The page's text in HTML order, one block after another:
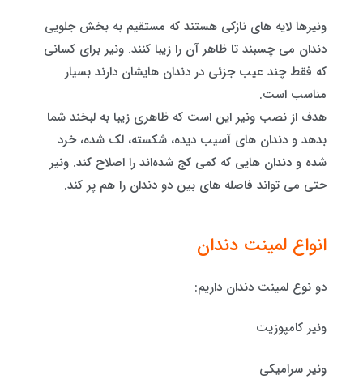
ونیرها لایه های نازکی هستند که مستقیم به بخش جلویی
دندان می چسبند تا ظاهر آن را زیبا کنند. ونیر برای کسانی
که فقط چند عیب جزئی در دندان هایشان دارند بسیار
مناسب است.
هدف از نصب ونیر این است که ظاهری زیبا به لبخند شما
بدهد و دندان های آسیب‌ دیده، شکسته، لک‌ شده، خرد‌
شده و دندان هایی که کمی کج شده‌اند را اصلاح کند. ونیر
حتی می تواند فاصله های بین دو دندان را هم پر کند.
انواع لمینت دندان
دو نوع لمینت دندان داریم:
ونیر کامپوزیت
ونیر سرامیکی